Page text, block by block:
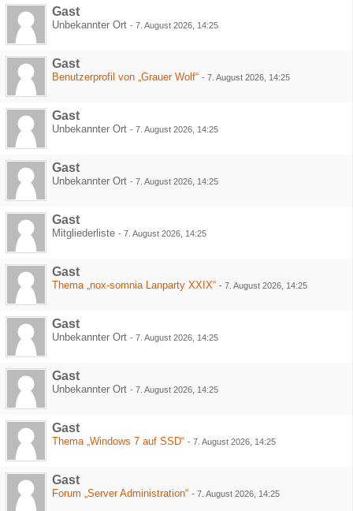
Gast
Unbekannter Ort - 7. August 2026, 14:25
Gast
Benutzerprofil von „Grauer Wolf“ - 7. August 2026, 14:25
Gast
Unbekannter Ort - 7. August 2026, 14:25
Gast
Unbekannter Ort - 7. August 2026, 14:25
Gast
Mitgliederliste - 7. August 2026, 14:25
Gast
Thema „nox-somnia Lanparty XXIX“ - 7. August 2026, 14:25
Gast
Unbekannter Ort - 7. August 2026, 14:25
Gast
Unbekannter Ort - 7. August 2026, 14:25
Gast
Thema „Windows 7 auf SSD“ - 7. August 2026, 14:25
Gast
Forum „Server Administration“ - 7. August 2026, 14:25